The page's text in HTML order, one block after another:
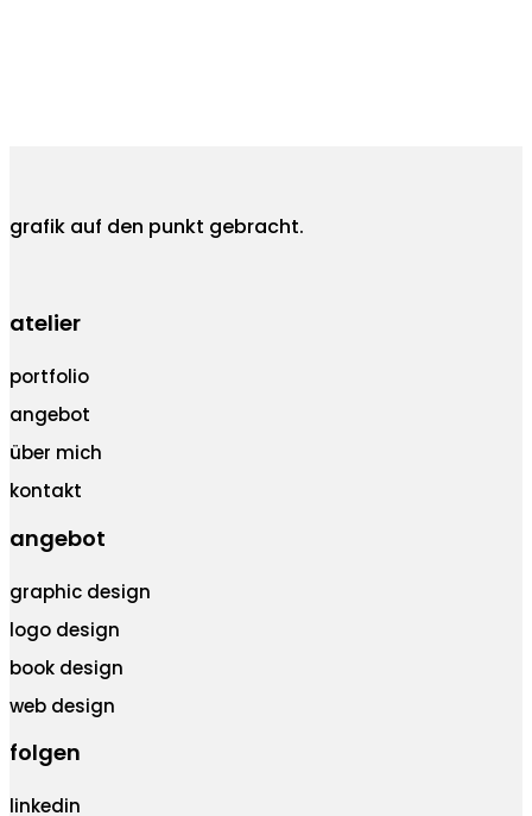
grafik auf den punkt gebracht.
atelier
portfolio
angebot
über mich
kontakt
angebot
graphic design
logo design
book design
web design
folgen
linkedin